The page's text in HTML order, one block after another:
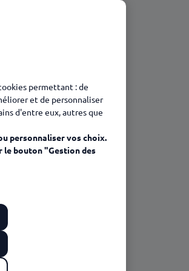
permettant : de
et de personnaliser
d'entre eux, autres que
personnaliser vos choix.
le bouton "Gestion des